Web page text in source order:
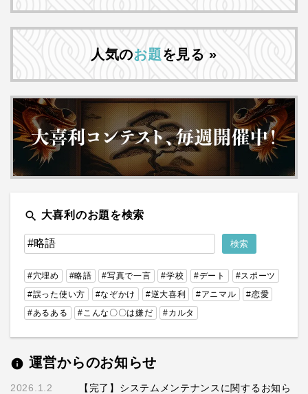
人気のお題を見る »
search 大喜利のお題を検索
#穴埋め #略語 #写真で一言 #学校 #デート
#スポーツ
#誤った使い方
#なぞかけ #逆大喜利 #アニマル
#恋愛
#あるある
#こんな〇〇は嫌だ #カルタ
info 運営からのお知らせ
2026.1.2
【完了】システムメンテナンスに関するお知ら